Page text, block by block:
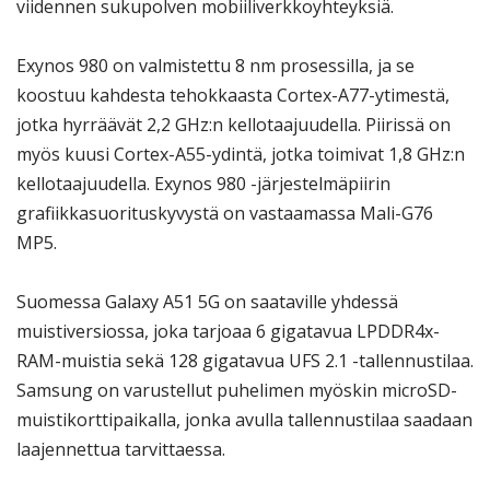
viidennen sukupolven mobiiliverkkoyhteyksiä.
Exynos 980 on valmistettu 8 nm prosessilla, ja se
koostuu kahdesta tehokkaasta Cortex-A77-ytimestä,
jotka hyrräävät 2,2 GHz:n kellotaajuudella. Piirissä on
myös kuusi Cortex-A55-ydintä, jotka toimivat 1,8 GHz:n
kellotaajuudella. Exynos 980 -järjestelmäpiirin
grafiikkasuorituskyvystä on vastaamassa Mali-G76
MP5.
Suomessa Galaxy A51 5G on saataville yhdessä
muistiversiossa, joka tarjoaa 6 gigatavua LPDDR4x-
RAM-muistia sekä 128 gigatavua UFS 2.1 -tallennustilaa.
Samsung on varustellut puhelimen myöskin microSD-
muistikorttipaikalla, jonka avulla tallennustilaa saadaan
laajennettua tarvittaessa.